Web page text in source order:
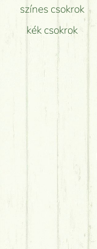
színes csokrok
kék csokrok